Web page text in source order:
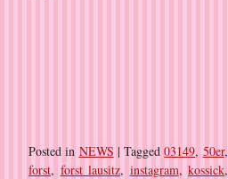
Posted in NEWS |Tagged 03149, 50er,
forst, forst lausitz, instagram,kossick,